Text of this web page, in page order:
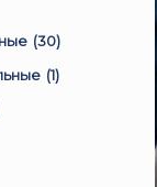
(30)
(1)